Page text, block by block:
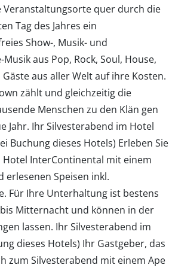
quer durch die
Tag des Jahres ein
Show-, Musik- und
aus Pop, Rock, Soul, House,
aus aller Welt auf ihre Kosten.
zählt und gleichzeitig die
Menschen zu den Klän gen
Jahr. Ihr Silvesterabend im Hotel
Buchung dieses Hotels) Erleben Sie
Hotel InterContinental mit einem
erlesenen Speisen inkl.
Für Ihre Unterhaltung ist bestens
Mitternacht und können in der
lassen. Ihr Silvesterabend im
dieses Hotels) Ihr Gastgeber, das
zum Silvesterabend mit einem Ape